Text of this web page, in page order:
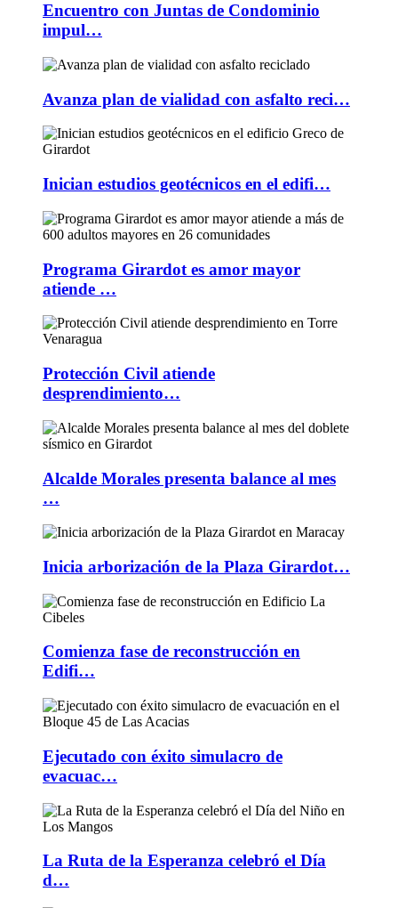
Encuentro con Juntas de Condominio
impul…
Avanza plan de vialidad con asfalto reci…
Inician estudios geotécnicos en el edifi…
Programa Girardot es amor mayor
atiende …
Protección Civil atiende
desprendimiento…
Alcalde Morales presenta balance al mes
…
Inicia arborización de la Plaza Girardot…
Comienza fase de reconstrucción en
Edifi…
Ejecutado con éxito simulacro de
evacuac…
La Ruta de la Esperanza celebró el Día
d…